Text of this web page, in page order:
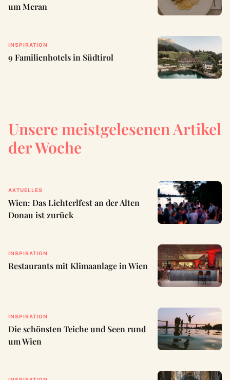
um Meran
INSPIRATION
9 Familienhotels in Südtirol
Unsere meistgelesenen Artikel
der Woche
AKTUELLES
Wien: Das Lichterlfest an der Alten
Donau ist zurück
INSPIRATION
Restaurants mit Klimaanlage in Wien
INSPIRATION
Die schönsten Teiche und Seen rund
um Wien